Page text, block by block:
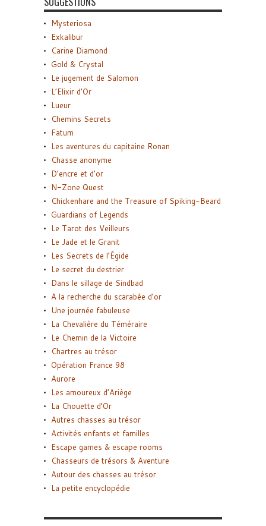
Mysteriosa
Exkalibur
Carine Diamond
Gold & Crystal
Le jugement de Salomon
L’Elixir d’Or
Lueur
Chemins Secrets
Fatum
Les aventures du capitaine Ronan
Chasse anonyme
D’encre et d’or
N-Zone Quest
Chickenhare and the Treasure of Spiking-Beard
Guardians of Legends
Le Tarot des Veilleurs
Le Jade et le Granit
Les Secrets de l’Égide
Le secret du destrier
Dans le sillage de Sindbad
A la recherche du scarabée d’or
Une journée fabuleuse
La Chevalière du Téméraire
Le Chemin de la Victoire
Chartres au trésor
Opération France 98
Aurore
Les amoureux d’Ariège
La Chouette d’Or
Autres chasses au trésor
Activités enfants et familles
Escape games & escape rooms
Chasseurs de trésors & Aventure
Autour des chasses au trésor
La petite encyclopédie